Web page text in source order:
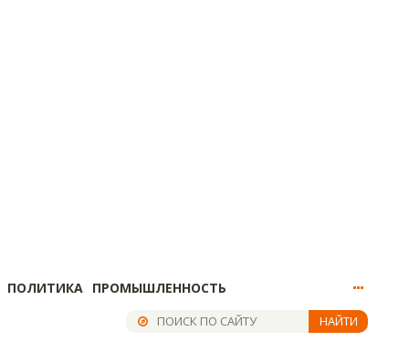
ПОЛИТИКА ПРОМЫШЛЕННОСТЬ
НАЙТИ